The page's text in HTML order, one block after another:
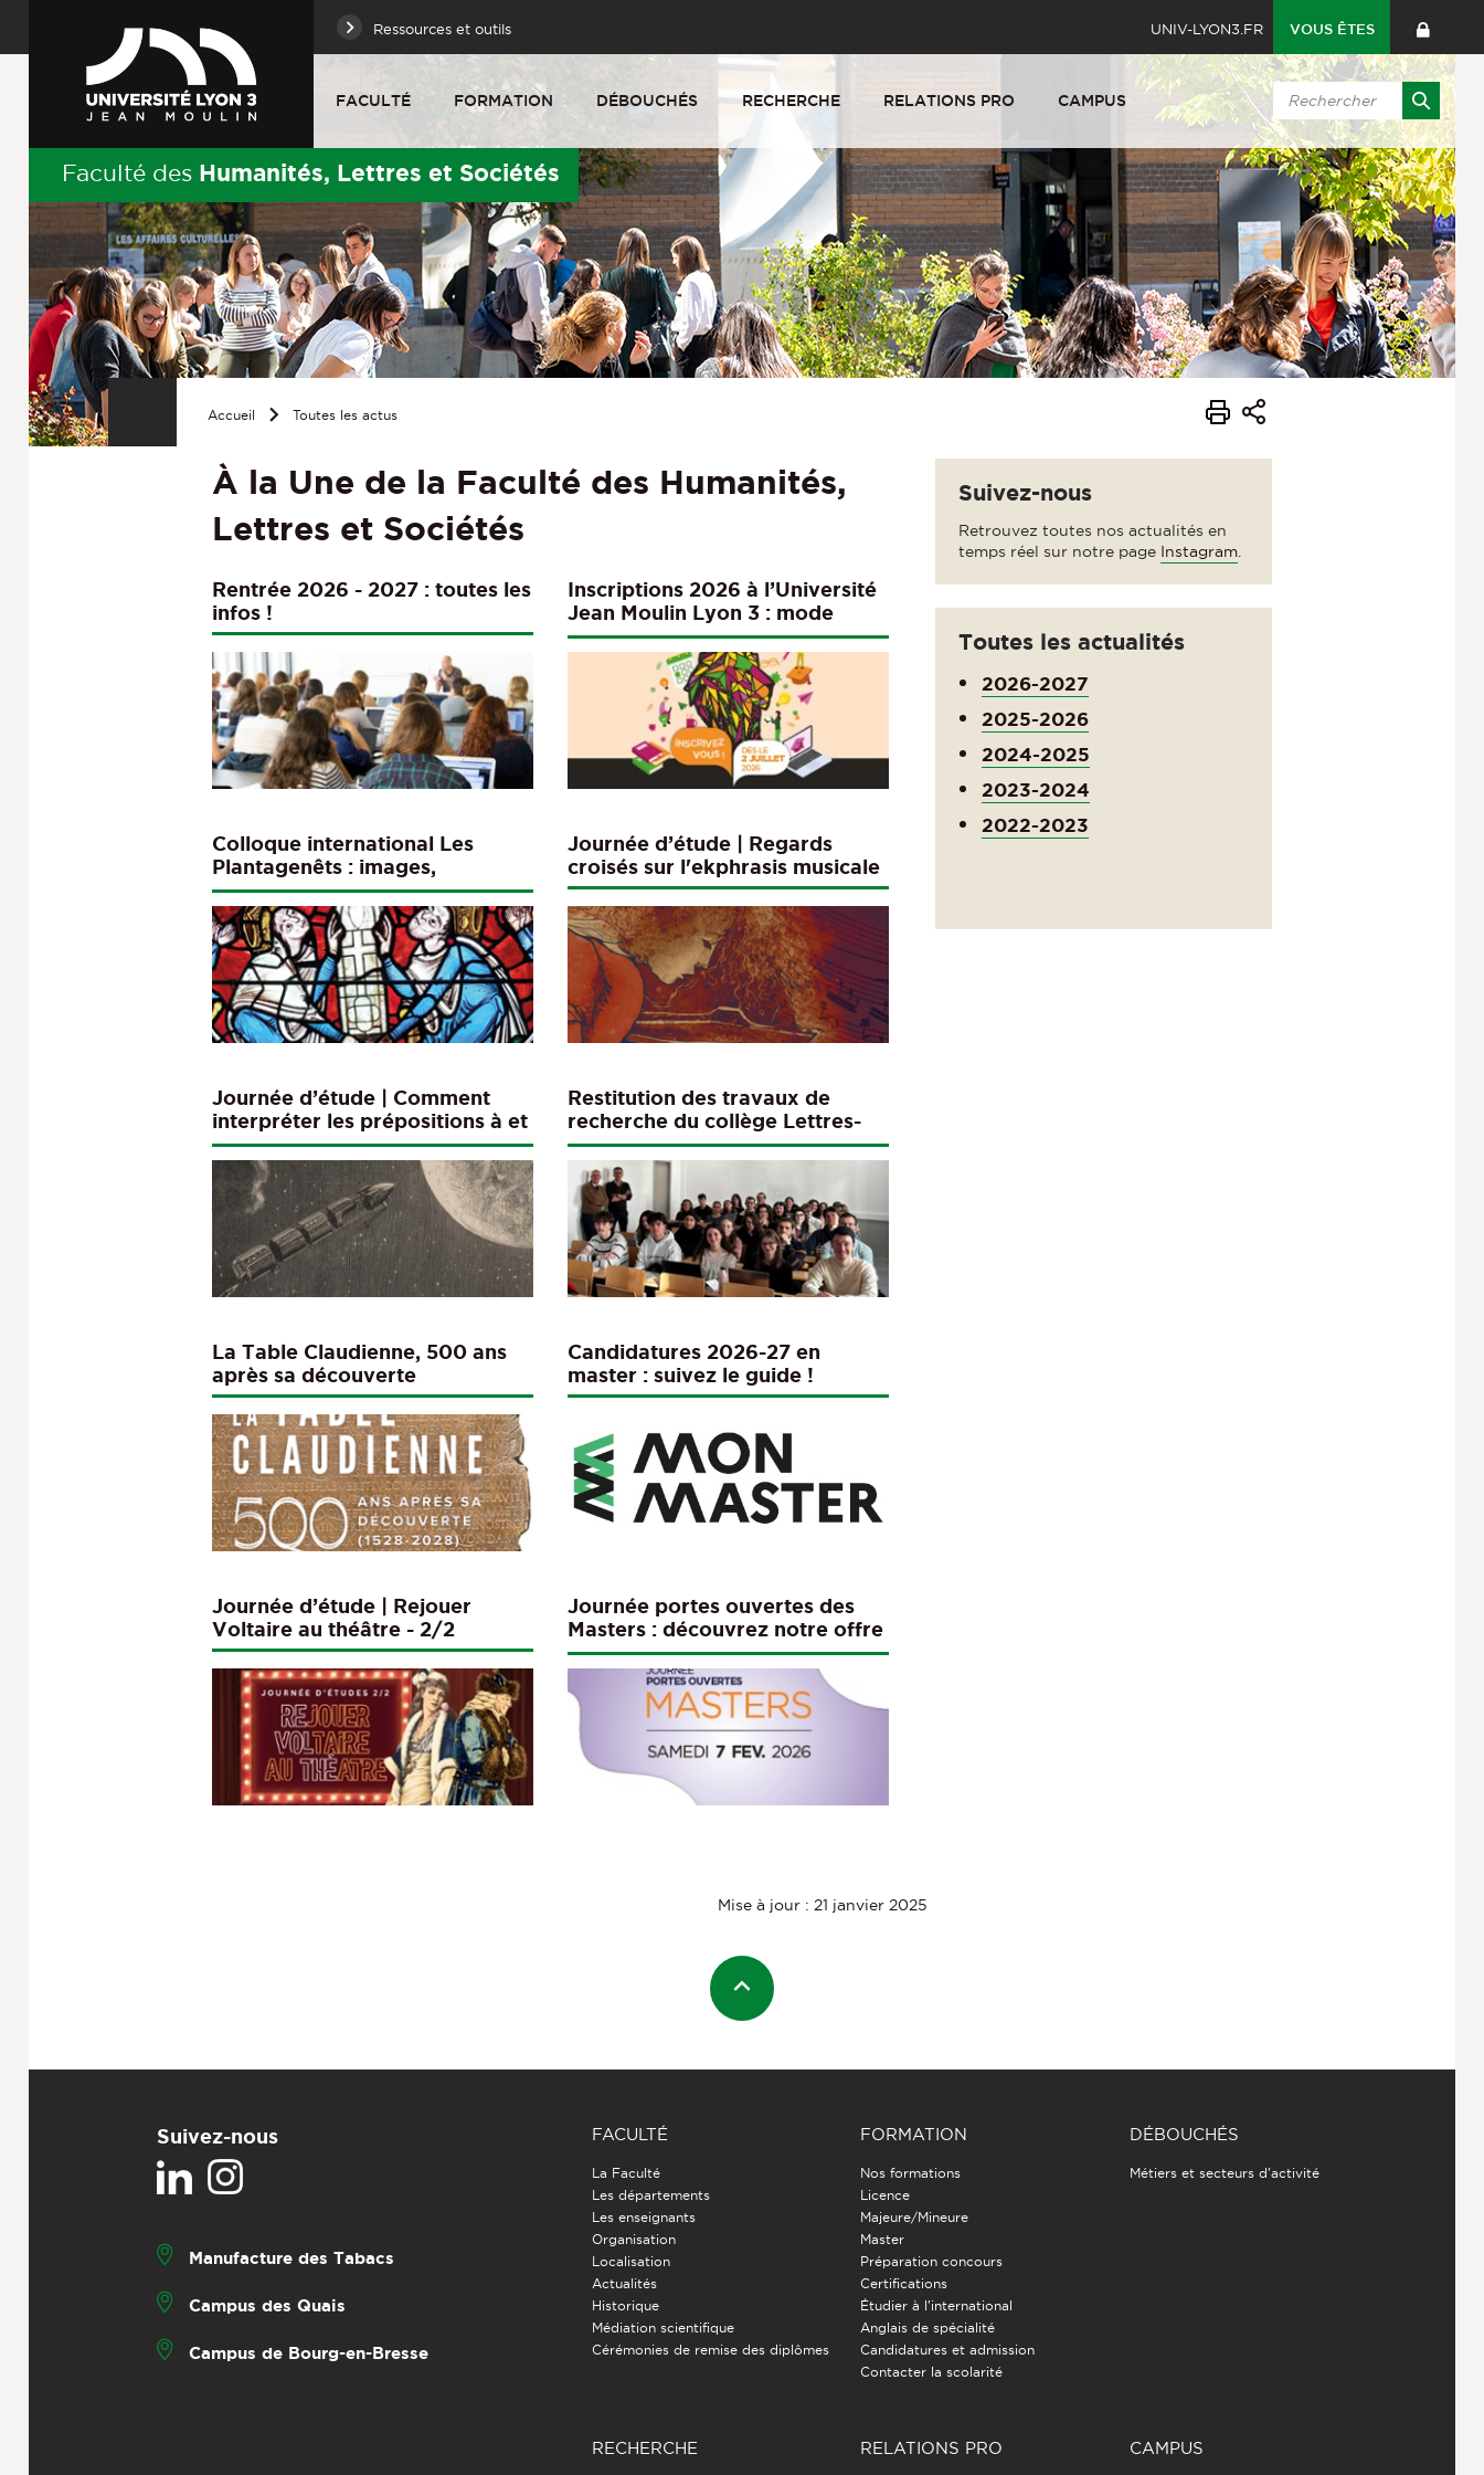
Ressources et outils UNIV-LYON3.FR VOUS ÊTES
FACULTÉ FORMATION DÉBOUCHÉS RECHERCHE RELATIONS PRO CAMPUS
Faculté des Humanités, Lettres et Sociétés
Accueil Toutes les actus
À la Une de la Faculté des Humanités,
Lettres et Sociétés
Rentrée 2026 - 2027 : toutes les
infos !
Inscriptions 2026 à l’Université
Jean Moulin Lyon 3 : mode
d’emploi
Colloque international Les
Plantagenêts : images,
pratiques et figures
Journée d’étude | Regards
croisés sur l'ekphrasis musicale
Journée d’étude | Comment
interpréter les prépositions à et
de devant l'infinitif ?
Restitution des travaux de
recherche du collège Lettres-
Histoire 25-26
La Table Claudienne, 500 ans
après sa découverte
Candidatures 2026-27 en
master : suivez le guide !
Journée d’étude | Rejouer
Voltaire au théâtre - 2/2
Journée portes ouvertes des
Masters : découvrez notre offre
de formation en master
Suivez-nous
Retrouvez toutes nos actualités en
temps réel sur notre page Instagram.
Toutes les actualités
2026-2027
2025-2026
2024-2025
2023-2024
2022-2023
Mise à jour : 21 janvier 2025
Suivez-nous
Manufacture des Tabacs
Campus des Quais
Campus de Bourg-en-Bresse
FACULTÉ
La Faculté
Les départements
Les enseignants
Organisation
Localisation
Actualités
Historique
Médiation scientifique
Cérémonies de remise des diplômes
FORMATION
Nos formations
Licence
Majeure/Mineure
Master
Préparation concours
Certifications
Étudier à l'international
Anglais de spécialité
Candidatures et admission
Contacter la scolarité
DÉBOUCHÉS
Métiers et secteurs d'activité
RECHERCHE RELATIONS PRO CAMPUS